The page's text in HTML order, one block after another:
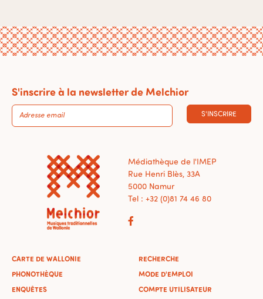
S'inscrire à la newsletter de Melchior
S'INSCRIRE
Médiathèque de l'IMEP
Rue Henri Blès, 33A
5000 Namur
Tel : +32 (0)81 74 46 80
CARTE DE WALLONIE
PHONOTHÈQUE
ENQUÊTES
RECHERCHE
MODE D'EMPLOI
COMPTE UTILISATEUR